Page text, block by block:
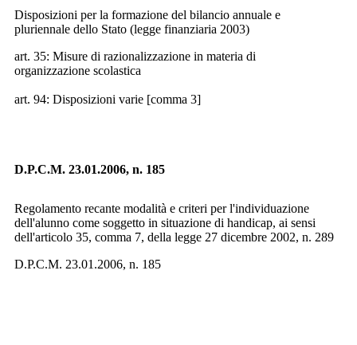
Disposizioni per la formazione del bilancio annuale e
pluriennale dello Stato (legge finanziaria 2003)
art. 35: Misure di razionalizzazione in materia di
organizzazione scolastica
art. 94: Disposizioni varie [comma 3]
D.P.C.M. 23.01.2006, n. 185
Regolamento recante modalità e criteri per l'individuazione
dell'alunno come soggetto in situazione di handicap, ai sensi
dell'articolo 35, comma 7, della legge 27 dicembre 2002, n. 289
D.P.C.M. 23.01.2006, n. 185